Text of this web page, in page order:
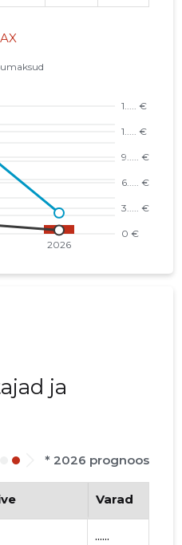
ja
* 2026 prognoos
Varad
......